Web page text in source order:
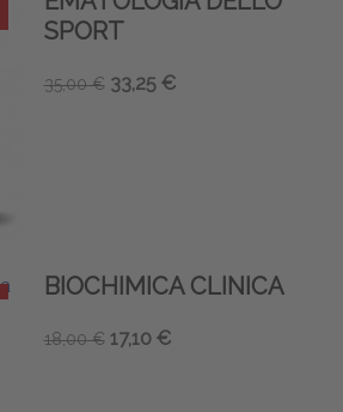
SPORT
35,00 € 33,25 €
BIOCHIMICA CLINICA
18,00 € 17,10 €